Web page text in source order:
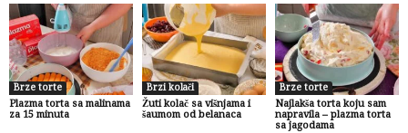
Brze torte
Plazma torta sa malinama
za 15 minuta
Brzi kolači
Žuti kolač sa višnjama i
šaumom od belanaca
Brze torte
Najlakša torta koju sam
napravila – plazma torta
sa jagodama